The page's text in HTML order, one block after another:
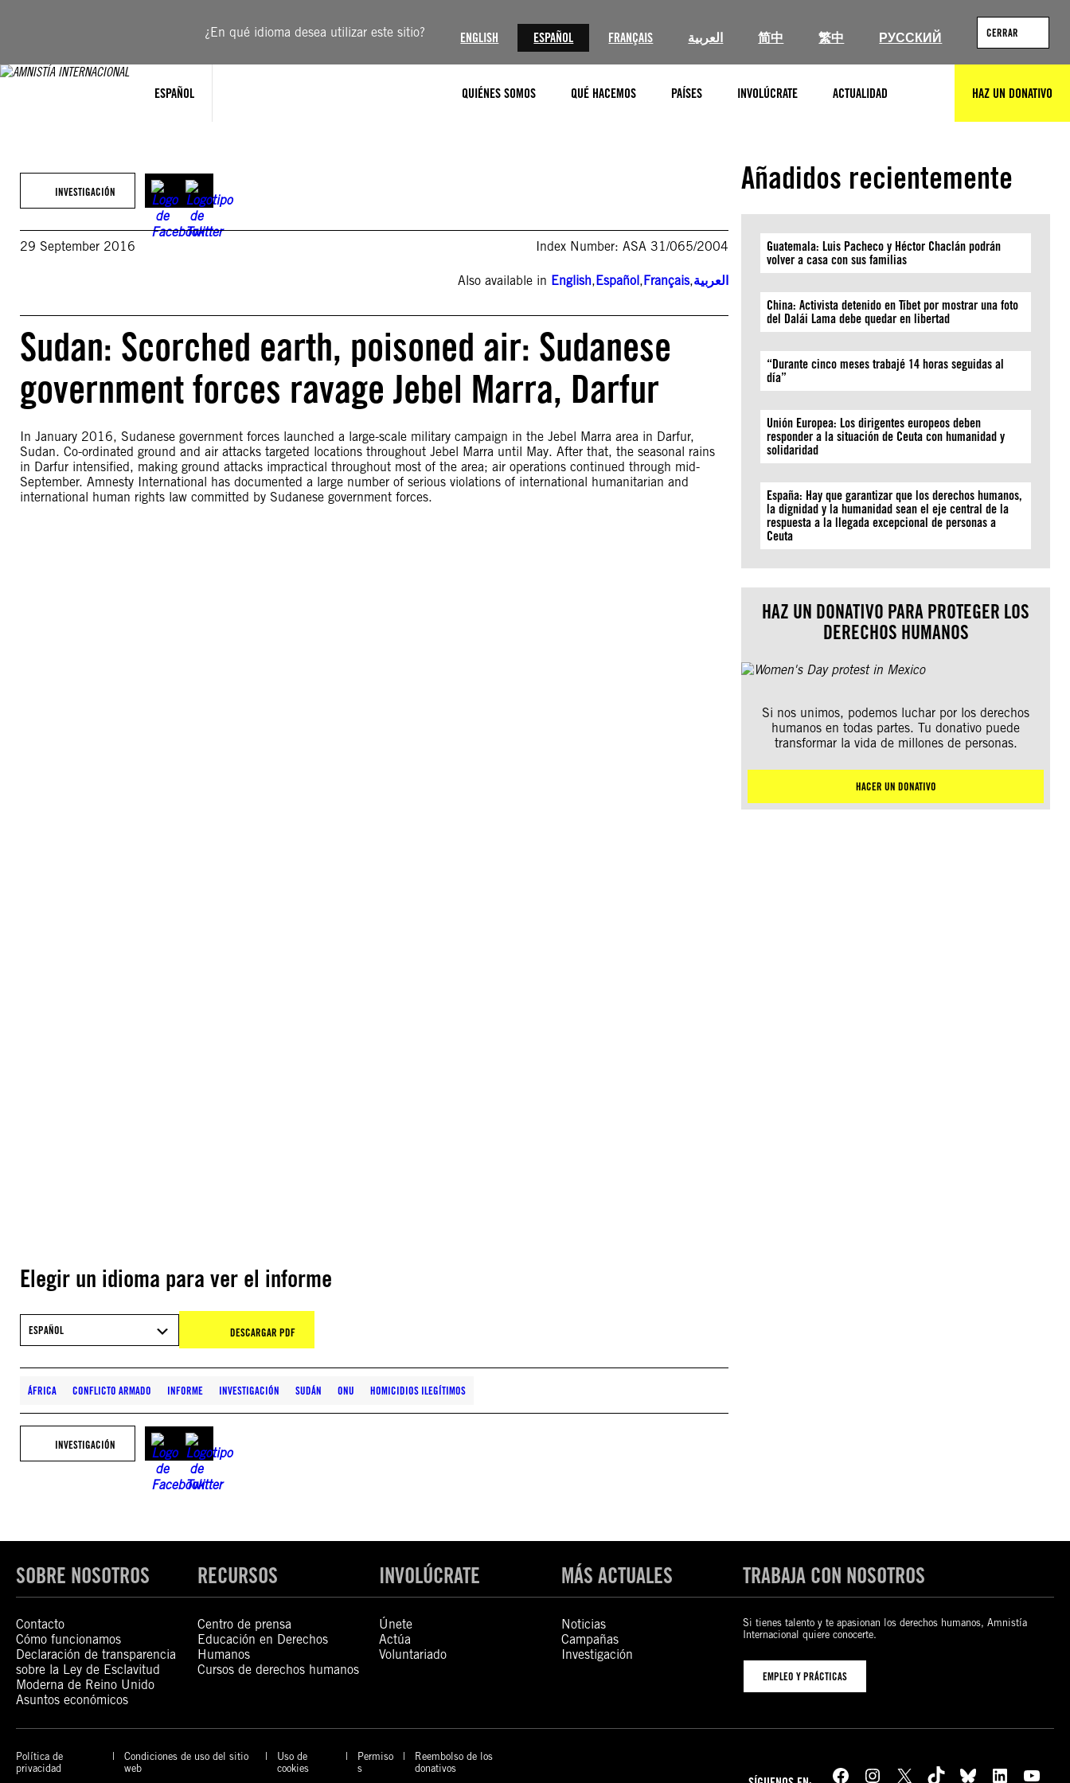
¿En qué idioma desea utilizar este sitio? ENGLISH ESPAÑOL FRANÇAIS العربية 简中 繁中 РУССКИЙ CERRAR
ESPAÑOL QUIÉNES SOMOS QUÉ HACEMOS PAÍSES INVOLÚCRATE ACTUALIDAD HAZ UN DONATIVO
INVESTIGACIÓN
29 September 2016 Index Number: ASA 31/065/2004
Also available in English,Español,Français,العربية
Sudan: Scorched earth, poisoned air: Sudanese
government forces ravage Jebel Marra, Darfur
In January 2016, Sudanese government forces launched a large-scale military campaign in the Jebel Marra area in Darfur,
Sudan. Co-ordinated ground and air attacks targeted locations throughout Jebel Marra until May. After that, the seasonal rains
in Darfur intensified, making ground attacks impractical throughout most of the area; air operations continued through mid-
September. Amnesty International has documented a large number of serious violations of international humanitarian and
international human rights law committed by Sudanese government forces.
Elegir un idioma para ver el informe
ESPAÑOL DESCARGAR PDF
ÁFRICA CONFLICTO ARMADO INFORME INVESTIGACIÓN SUDÁN ONU HOMICIDIOS ILEGÍTIMOS
INVESTIGACIÓN
Añadidos recientemente
Guatemala: Luis Pacheco y Héctor Chaclán podrán
volver a casa con sus familias
China: Activista detenido en Tíbet por mostrar una foto
del Dalái Lama debe quedar en libertad
“Durante cinco meses trabajé 14 horas seguidas al
día”
Unión Europea: Los dirigentes europeos deben
responder a la situación de Ceuta con humanidad y
solidaridad
España: Hay que garantizar que los derechos humanos,
la dignidad y la humanidad sean el eje central de la
respuesta a la llegada excepcional de personas a
Ceuta
HAZ UN DONATIVO PARA PROTEGER LOS
DERECHOS HUMANOS
Si nos unimos, podemos luchar por los derechos
humanos en todas partes. Tu donativo puede
transformar la vida de millones de personas.
HACER UN DONATIVO
SOBRE NOSOTROS
Contacto
Cómo funcionamos
Declaración de transparencia
sobre la Ley de Esclavitud
Moderna de Reino Unido
Asuntos económicos
RECURSOS
Centro de prensa
Educación en Derechos
Humanos
Cursos de derechos humanos
INVOLÚCRATE
Únete
Actúa
Voluntariado
MÁS ACTUALES
Noticias
Campañas
Investigación
TRABAJA CON NOSOTROS
Si tienes talento y te apasionan los derechos humanos, Amnistía
Internacional quiere conocerte.
EMPLEO Y PRÁCTICAS
Política de
privacidad
Condiciones de uso del sitio
web
Uso de
cookies
Permiso
s
Reembolso de los
donativos
Facebook Instagram X TikTok Bluesky LinkedIn YouTube